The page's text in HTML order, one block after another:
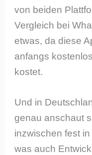
von beiden
Vergleich bei
etwas, da diese
anfangs
kostet.
Und in
genau anschaut
inzwischen fest
was auch